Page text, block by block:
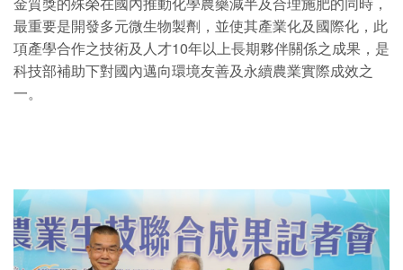
最重要是開發多元微生物製劑，並使其產業化及國際化，此
項產學合作之技術及人才10年以上長期夥伴關係之成果，是
科技部補助下對國內邁向環境友善及永續農業實際成效之
一。